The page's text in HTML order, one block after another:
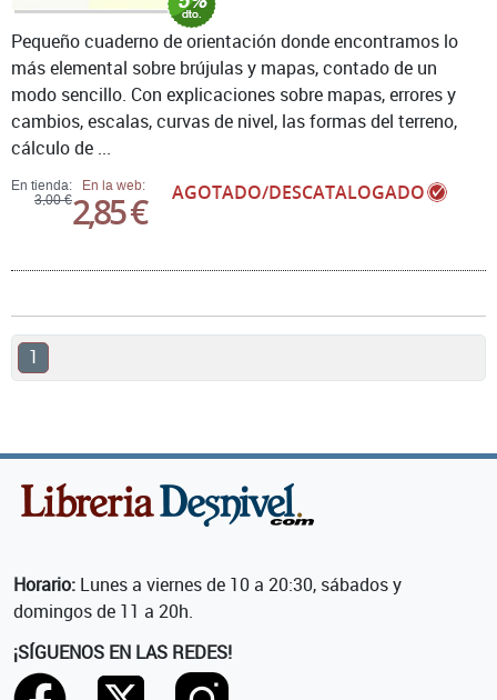
En tienda:
3,00 €
En la web:
2,85 € AGOTADO/DESCATALOGADO
Pequeño cuaderno de orientación donde encontramos lo
más elemental sobre brújulas y mapas, contado de un
modo sencillo. Con explicaciones sobre mapas, errores y
cambios, escalas, curvas de nivel, las formas del terreno,
cálculo de ...
1
Horario: Lunes a viernes de 10 a 20:30, sábados y
domingos de 11 a 20h.
¡SÍGUENOS EN LAS REDES!